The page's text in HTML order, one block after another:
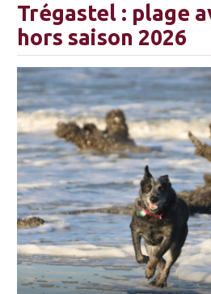
Trégastel : plage
hors saison 2026